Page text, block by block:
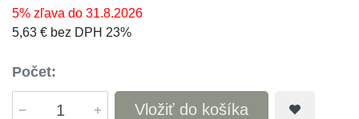
5% zľava do 31.8.2026
5,63 € bez DPH 23%
Počet:
Vložiť do košíka